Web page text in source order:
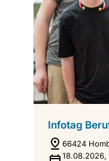
Infotag
66424
18.08.2026,